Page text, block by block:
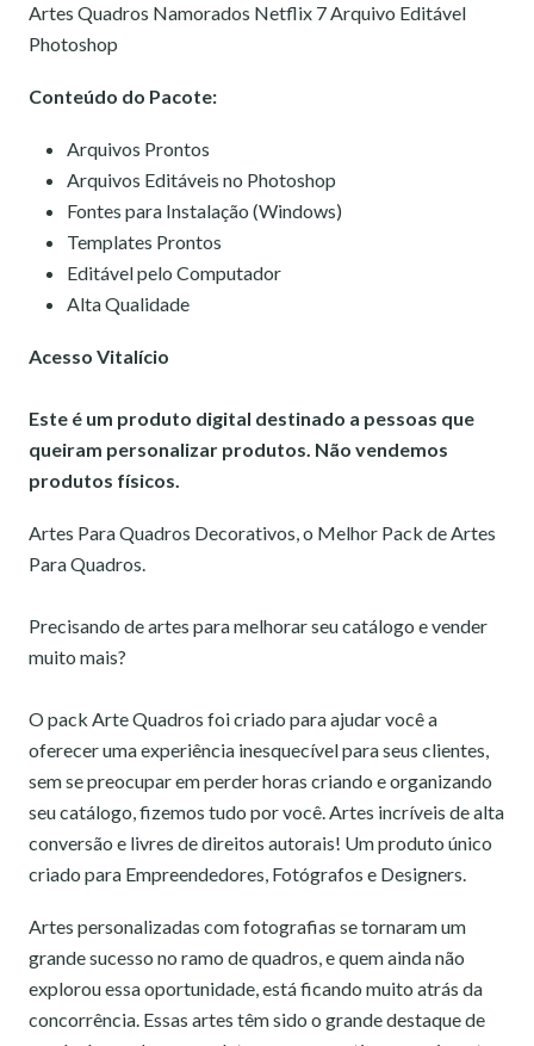
Artes Quadros Namorados Netflix 7 Arquivo Editável
Photoshop
Conteúdo do Pacote:
Arquivos Prontos
Arquivos Editáveis no Photoshop
Fontes para Instalação (Windows)
Templates Prontos
Editável pelo Computador
Alta Qualidade
Acesso Vitalício
Este é um produto digital destinado a pessoas que
queiram personalizar produtos. Não vendemos
produtos físicos.
Artes Para Quadros Decorativos, o Melhor Pack de Artes
Para Quadros.
Precisando de artes para melhorar seu catálogo e vender
muito mais?
O pack Arte Quadros foi criado para ajudar você a
oferecer uma experiência inesquecível para seus clientes,
sem se preocupar em perder horas criando e organizando
seu catálogo, fizemos tudo por você. Artes incríveis de alta
conversão e livres de direitos autorais! Um produto único
criado para Empreendedores, Fotógrafos e Designers.
Artes personalizadas com fotografias se tornaram um
grande sucesso no ramo de quadros, e quem ainda não
explorou essa oportunidade, está ficando muito atrás da
concorrência. Essas artes têm sido o grande destaque de